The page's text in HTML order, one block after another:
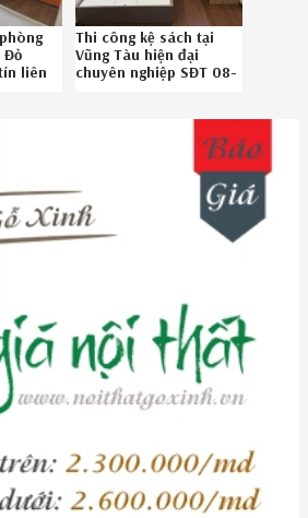
Đỏ
liên
Thi công kệ sách tại
Vũng Tàu hiện đại
chuyên nghiệp SĐT 08-